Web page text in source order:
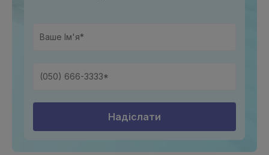
Надіслати